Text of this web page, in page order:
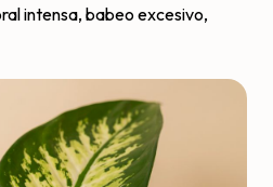
intensa, babeo excesivo,